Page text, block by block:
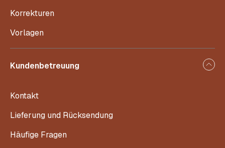
Korrekturen
Vorlagen
Kundenbetreuung
Kontakt
Lieferung und Rücksendung
Häufige Fragen